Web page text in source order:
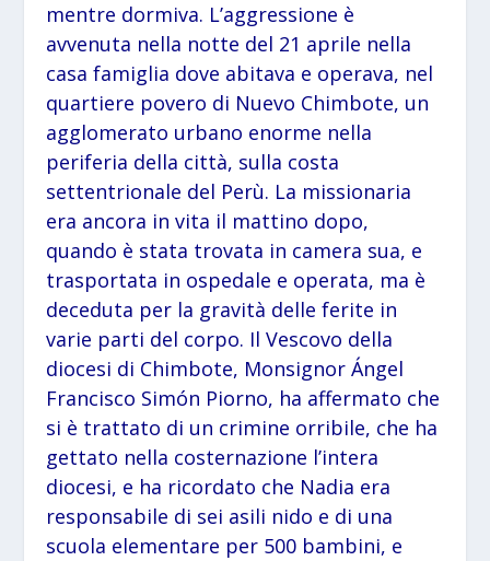
mentre dormiva. L’aggressione è
avvenuta nella notte del 21 aprile nella
casa famiglia dove abitava e operava, nel
quartiere povero di Nuevo Chimbote, un
agglomerato urbano enorme nella
periferia della città, sulla costa
settentrionale del Perù. La missionaria
era ancora in vita il mattino dopo,
quando è stata trovata in camera sua, e
trasportata in ospedale e operata, ma è
deceduta per la gravità delle ferite in
varie parti del corpo. Il Vescovo della
diocesi di Chimbote, Monsignor Ángel
Francisco Simón Piorno, ha affermato che
si è trattato di un crimine orribile, che ha
gettato nella costernazione l’intera
diocesi, e ha ricordato che Nadia era
responsabile di sei asili nido e di una
scuola elementare per 500 bambini, e